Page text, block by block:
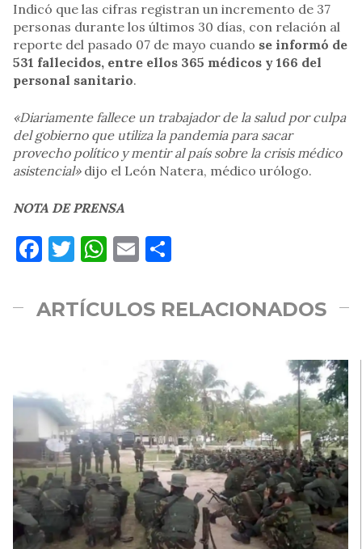
Indicó que las cifras registran un incremento de 37
personas durante los últimos 30 días, con relación al
reporte del pasado 07 de mayo cuando se informó de
531 fallecidos, entre ellos 365 médicos y 166 del
personal sanitario.
«Diariamente fallece un trabajador de la salud por culpa
del gobierno que utiliza la pandemia para sacar
provecho político y mentir al país sobre la crisis médico
asistencial» dijo el León Natera, médico urólogo.
NOTA DE PRENSA
Facebook
Twitter
WhatsApp
Email
ARTÍCULOS RELACIONADOS